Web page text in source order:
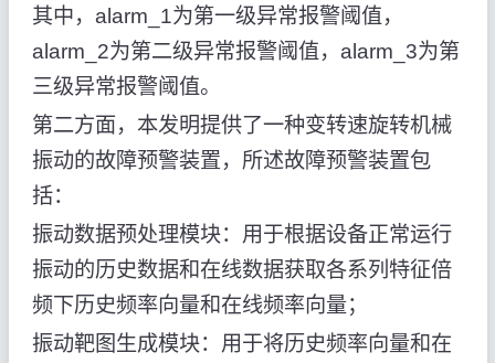
其中，alarm_1为第一级异常报警阈值，
alarm_2为第二级异常报警阈值，alarm_3为第
三级异常报警阈值。
第二方面，本发明提供了一种变转速旋转机械
振动的故障预警装置，所述故障预警装置包
括：
振动数据预处理模块：用于根据设备正常运行
振动的历史数据和在线数据获取各系列特征倍
频下历史频率向量和在线频率向量；
振动靶图生成模块：用于将历史频率向量和在